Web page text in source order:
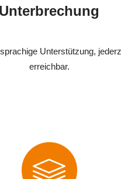
Unterbrechung
Unterstützung,
erreichbar.